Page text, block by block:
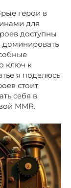
герои в
для
доступны
доминировать
ключ к
я поделюсь
стоит
себя в
MMR.